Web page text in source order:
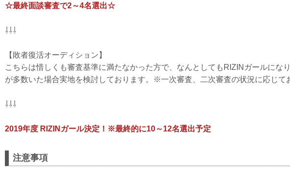
☆最終面談審査で2～4名選出☆
⇩⇩⇩
【敗者復活オーディション】
こちらは惜しくも審査基準に満たなかった方で、なんとしてもRIZINガールにな
が多数いた場合実地を検討しております。※一次審査、二次審査の状況に応じて
⇩⇩⇩
2019年度 RIZINガール決定！※最終的に10～12名選出予定
注意事項